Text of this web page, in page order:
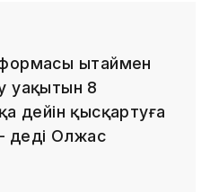
Қытаймен
уақытын 8
дейін қысқартуға
деді Олжас